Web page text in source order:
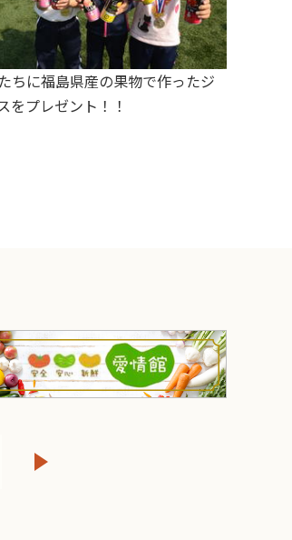
ちに福島県産の果物で作ったジ
をプレゼント！！